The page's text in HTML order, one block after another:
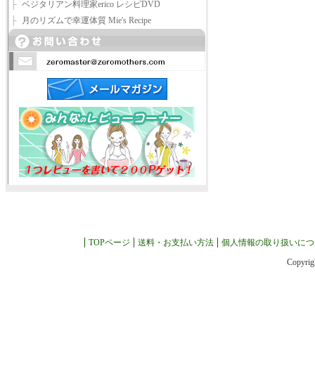
├ ベジタリアン料理家erico レシピDVD
├
月のリズムで幸運体質 Mie's Recipe
TOPページ 送料・お支払い方法
個人情報の取り扱いに